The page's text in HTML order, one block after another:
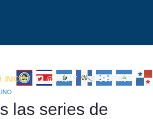
INICIO @UNCAF CONTACTO
las series de